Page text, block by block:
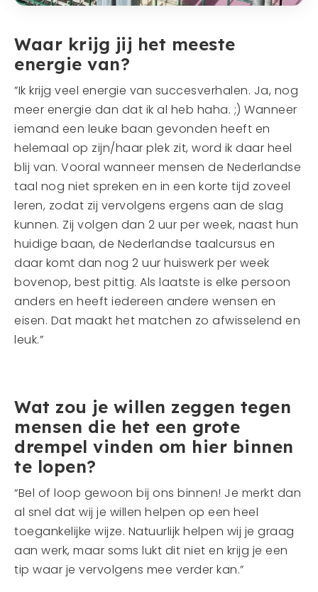
Waar krijg jij het meeste
energie van?
”Ik krijg veel energie van succesverhalen. Ja, nog
meer energie dan dat ik al heb haha. ;) Wanneer
iemand een leuke baan gevonden heeft en
helemaal op zijn/haar plek zit, word ik daar heel
blij van. Vooral wanneer mensen de Nederlandse
taal nog niet spreken en in een korte tijd zoveel
leren, zodat zij vervolgens ergens aan de slag
kunnen. Zij volgen dan 2 uur per week, naast hun
huidige baan, de Nederlandse taalcursus en
daar komt dan nog 2 uur huiswerk per week
bovenop, best pittig. Als laatste is elke persoon
anders en heeft iedereen andere wensen en
eisen. Dat maakt het matchen zo afwisselend en
leuk.”
Wat zou je willen zeggen tegen
mensen die het een grote
drempel vinden om hier binnen
te lopen?
“Bel of loop gewoon bij ons binnen! Je merkt dan
al snel dat wij je willen helpen op een heel
toegankelijke wijze. Natuurlijk helpen wij je graag
aan werk, maar soms lukt dit niet en krijg je een
tip waar je vervolgens mee verder kan.”